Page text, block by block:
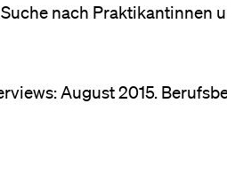
nach Praktikantinnen
August 2015.